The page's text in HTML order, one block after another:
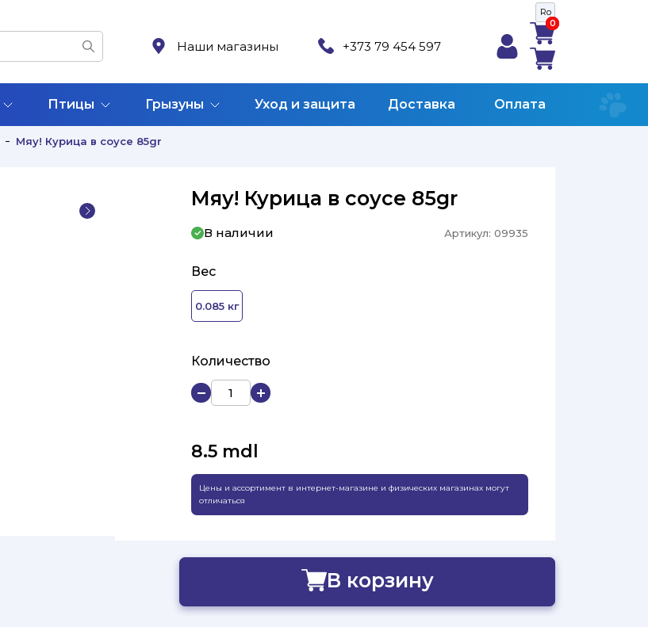
Ro
Наши магазины +373 79 454 597
0
0
Птицы Грызуны Уход и защита Доставка Оплата
Мяу! Курица в соусе 85gr
Мяу! Курица в соусе 85gr
В наличии Артикул: 09935
Вес
0.085 кг
Количество
8.5 mdl
Цены и ассортимент в интернет-магазине и физических магазинах могут
отличаться
В корзину